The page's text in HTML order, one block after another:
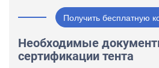
Получить бесплатную
Необходимые
сертификации тента